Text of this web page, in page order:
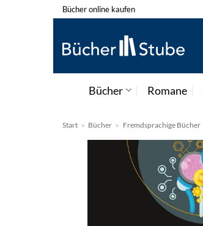
Zum
springen
Bücher online kaufen
Bücher Romane
Start » Bücher » Fremdsprachige Bücher